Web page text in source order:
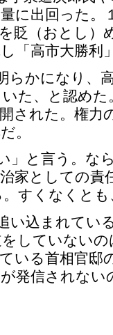
に出回った。
貶（おとし）
「高市大勝利
らかになり、
た、と認めた
された。権力
。
」と言う。な
家としての責
すくなくと
い込まれてい
していない
いる首相官邸
発信されな